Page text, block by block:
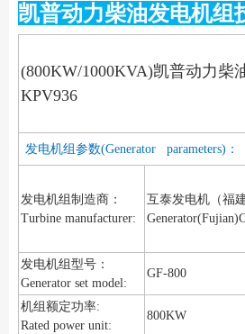
凯普动力柴油发电机
(800KW/1000KVA)凯普动力柴
KPV936
发电机组参数(Generator parameters)：
发电机组制造商：
Turbine manufacturer:
互泰发电机（福
发电机组型号：
Generator set model:
GF-800
机组额定功率:
Rated power unit:
800KW